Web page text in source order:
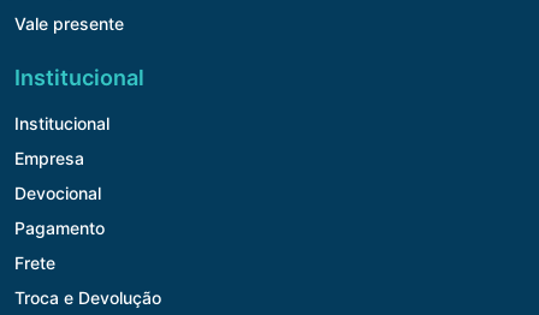
Vale presente
Institucional
Institucional
Empresa
Devocional
Pagamento
Frete
Troca e Devolução